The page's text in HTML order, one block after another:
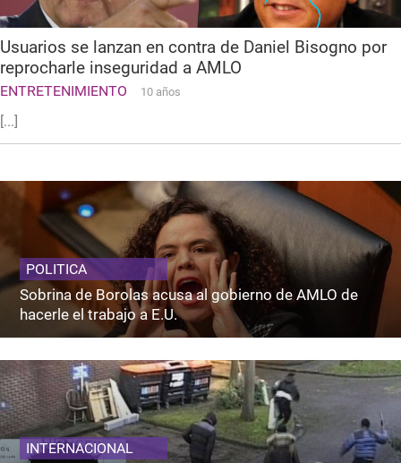
Usuarios se lanzan en contra de Daniel Bisogno por
reprocharle inseguridad a AMLO
ENTRETENIMIENTO 10 años
[...]
POLITICA
Sobrina de Borolas acusa al gobierno de AMLO de
hacerle el trabajo a E.U.
INTERNACIONAL